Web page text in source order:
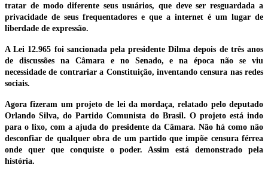
tratar de modo diferente seus usuários, que deve ser resguardada a
privacidade de seus frequentadores e que a internet é um lugar de
liberdade de expressão.
A Lei 12.965 foi sancionada pela presidente Dilma depois de três anos
de discussões na Câmara e no Senado, e na época não se viu
necessidade de contrariar a Constituição, inventando censura nas redes
sociais.
Agora fizeram um projeto de lei da mordaça, relatado pelo deputado
Orlando Silva, do Partido Comunista do Brasil. O projeto está indo
para o lixo, com a ajuda do presidente da Câmara. Não há como não
desconfiar de qualquer obra de um partido que impõe censura férrea
onde quer que conquiste o poder. Assim está demonstrado pela
história.